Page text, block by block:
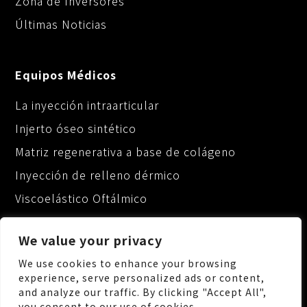
We value your privacy
We use cookies to enhance your browsing
experience, serve personalized ads or content,
and analyze our traffic. By clicking "Accept All",
Últimas Noticias
Equipos Médicos
La inyección intraarticular
Injerto óseo sintético
Matriz regenerativa a base de colágeno
Inyección de relleno dérmico
Viscoelástico Oftálmico
No.88, Keji 1st Rd., Guishan Dist., Taoyuan City